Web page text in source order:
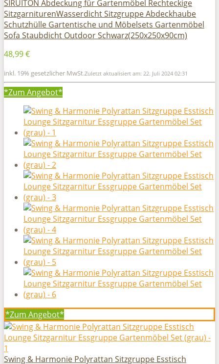
SIRUITON Abdeckung für Gartenmöbel Rechteckige
SitzgarniturenWasserdicht Sitzgruppe Abdeckhaube
Schutzhülle Gartentische und Möbelsets Gartenmöbel
Sofa Staubdicht Outdoor Schwarz(250x250x90cm)
48,99 €
inkl. 19% gesetzlicher MwSt.Zuletzt aktualisiert am: 22. Juli 2024 02:31
*Zum Angebot*
*Zum Angebot*
Swing & Harmonie Polyrattan Sitzgruppe Esstisch